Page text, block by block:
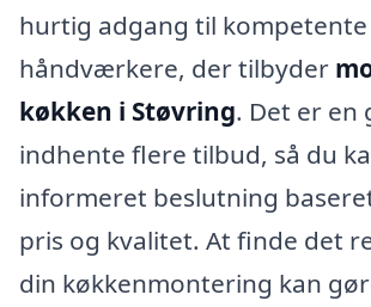
hurtig adgang til kompetente
håndværkere, der tilbyder
køkken i Støvring. Det er en
indhente flere tilbud, så du
informeret beslutning
pris og kvalitet. At finde det
din køkkenmontering kan